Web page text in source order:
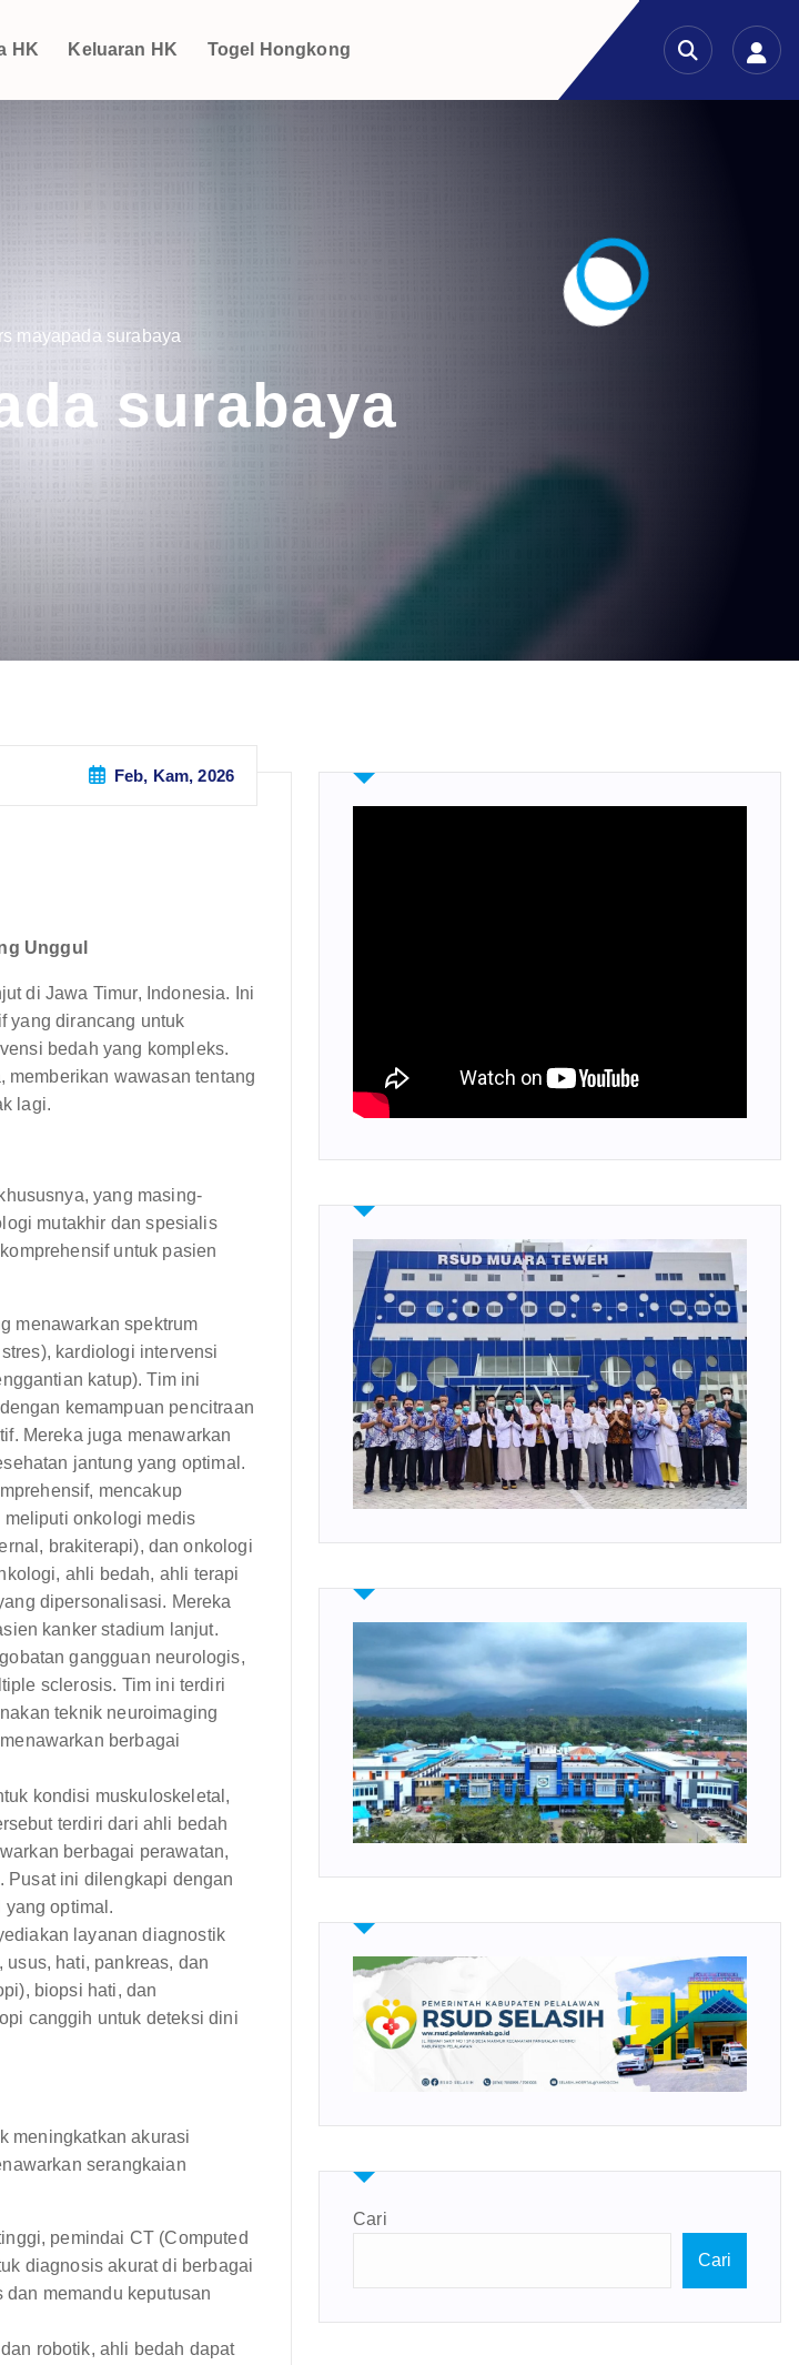
HK Keluaran HK Togel Hongkong
rs mayapada surabaya
surabaya
Feb, Kam, 2026
Unggul
di Jawa Timur, Indonesia. Ini
yang dirancang untuk
bedah yang kompleks.
memberikan wawasan tentang
lagi.
yang masing-
mutakhir dan spesialis
untuk pasien
menawarkan spektrum
kardiologi intervensi
katup). Tim ini
kemampuan pencitraan
Mereka juga menawarkan
jantung yang optimal.
mencakup
onkologi medis
brakiterapi), dan onkologi
ahli bedah, ahli terapi
dipersonalisasi. Mereka
kanker stadium lanjut.
gangguan neurologis,
sclerosis. Tim ini terdiri
teknik neuroimaging
berbagai
kondisi muskuloskeletal,
terdiri dari ahli bedah
berbagai perawatan,
Pusat ini dilengkapi dengan
optimal.
layanan diagnostik
hati, pankreas, dan
biopsi hati, dan
canggih untuk deteksi dini
meningkatkan akurasi
serangkaian
pemindai CT (Computed
diagnosis akurat di berbagai
memandu keputusan
robotik, ahli bedah dapat
Cari
Cari